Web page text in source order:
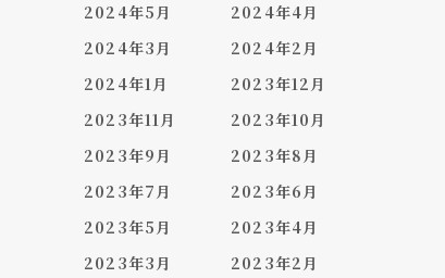
2024年5月
2024年4月
2024年3月
2024年2月
2024年1月
2023年12月
2023年11月
2023年10月
2023年9月
2023年8月
2023年7月
2023年6月
2023年5月
2023年4月
2023年3月
2023年2月